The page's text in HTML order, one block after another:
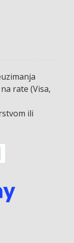
rate (Visa,
ili